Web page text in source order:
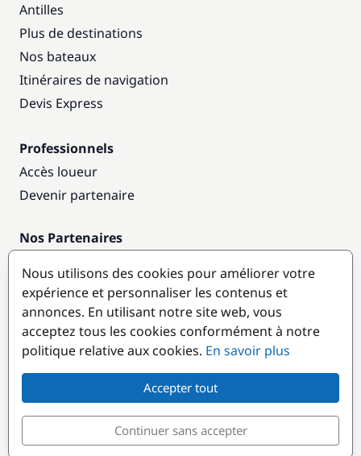
Antilles
Plus de destinations
Nos bateaux
Itinéraires de navigation
Devis Express
Professionnels
Accès loueur
Devenir partenaire
Nos Partenaires
Destinations populaires
© GlobeSailor Croisières & Location de bateaux depuis
Nous utilisons des cookies pour améliorer votre
expérience et personnaliser les contenus et
annonces. En utilisant notre site web, vous
acceptez tous les cookies conformément à notre
politique relative aux cookies. En savoir plus
Accepter tout
Continuer sans accepter